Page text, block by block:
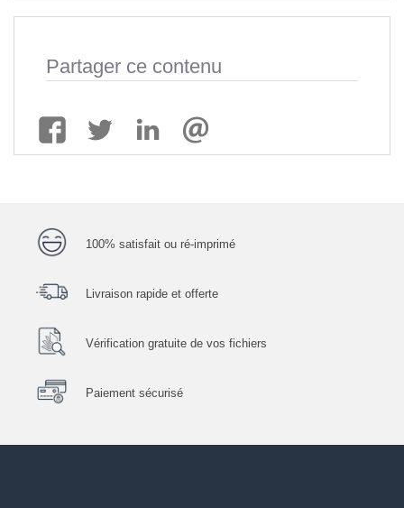
Partager ce contenu
100% satisfait ou ré-imprimé
Livraison rapide et offerte
Vérification gratuite de vos fichiers
Paiement sécurisé